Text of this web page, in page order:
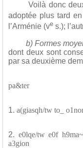
Voilà donc deux
adoptée plus tard
l’Arménie (ve s.);
b) Formes
dont deux sont
par sa deuxième
pa&ter
1.a(giasqh/tw to_
2. e0lqe/tw e0f
a3gion